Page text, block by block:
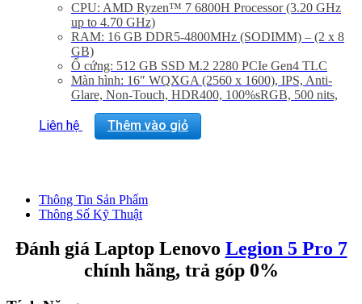
CPU: AMD Ryzen™ 7 6800H Processor (3.20 GHz
up to 4.70 GHz)
RAM: 16 GB DDR5-4800MHz (SODIMM) – (2 x 8
GB)
Ổ cứng: 512 GB SSD M.2 2280 PCIe Gen4 TLC
Màn hình: 16″ WQXGA (2560 x 1600), IPS, Anti-
Glare, Non-Touch, HDR400, 100%sRGB, 500 nits,
Light
Graphic Card: NVIDIA® GeForce RTX™ 3050 Ti
Liên hệ Thêm vào giỏ
Thông Tin Sản Phẩm
Thông Số Kỹ Thuật
Đánh giá Laptop Lenovo Legion 5 Pro 7
chính hãng, trả góp 0%